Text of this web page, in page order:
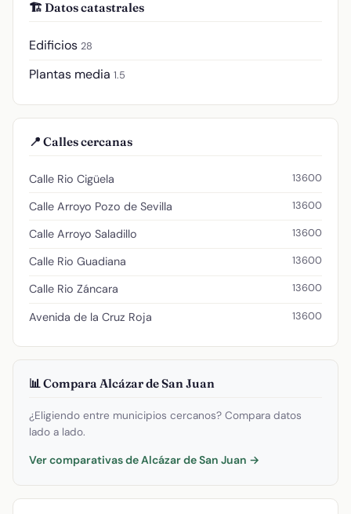
🏗️ Datos catastrales
Edificios 28
Plantas media 1.5
📍 Calles cercanas
Calle Rio Cigüela 13600
Calle Arroyo Pozo de Sevilla 13600
Calle Arroyo Saladillo 13600
Calle Rio Guadiana 13600
Calle Rio Záncara 13600
Avenida de la Cruz Roja 13600
📊 Compara Alcázar de San Juan
¿Eligiendo entre municipios cercanos? Compara datos
lado a lado.
Ver comparativas de Alcázar de San Juan →